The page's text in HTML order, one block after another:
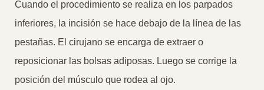
Cuando el procedimiento se realiza en los parpados
inferiores, la incisión se hace debajo de la línea de las
pestañas. El cirujano se encarga de extraer o
reposicionar las bolsas adiposas. Luego se corrige la
posición del músculo que rodea al ojo.